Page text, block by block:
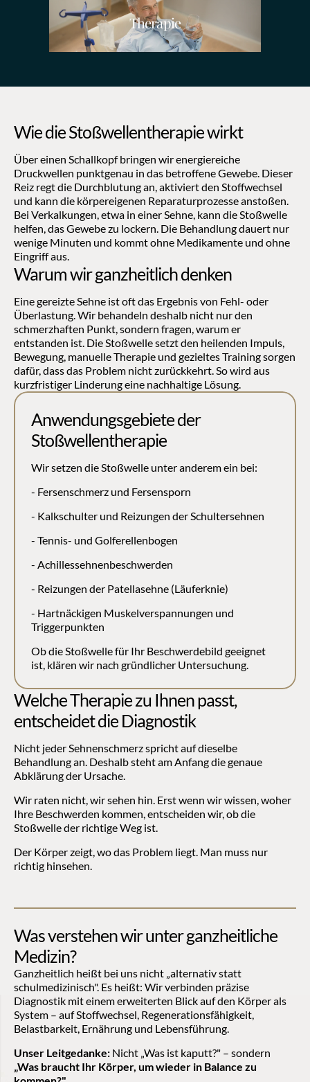
Therapie
Wie die Stoßwellentherapie wirkt
Über einen Schallkopf bringen wir energiereiche
Druckwellen punktgenau in das betroffene Gewebe. Dieser
Reiz regt die Durchblutung an, aktiviert den Stoffwechsel
und kann die körpereigenen Reparaturprozesse anstoßen.
Bei Verkalkungen, etwa in einer Sehne, kann die Stoßwelle
helfen, das Gewebe zu lockern. Die Behandlung dauert nur
wenige Minuten und kommt ohne Medikamente und ohne
Eingriff aus.
Warum wir ganzheitlich denken
Eine gereizte Sehne ist oft das Ergebnis von Fehl- oder
Überlastung. Wir behandeln deshalb nicht nur den
schmerzhaften Punkt, sondern fragen, warum er
entstanden ist. Die Stoßwelle setzt den heilenden Impuls,
Bewegung, manuelle Therapie und gezieltes Training sorgen
dafür, dass das Problem nicht zurückkehrt. So wird aus
kurzfristiger Linderung eine nachhaltige Lösung.
Anwendungsgebiete der
Stoßwellentherapie
Wir setzen die Stoßwelle unter anderem ein bei:
- Fersenschmerz und Fersensporn
- Kalkschulter und Reizungen der Schultersehnen
- Tennis- und Golferellenbogen
- Achillessehnenbeschwerden
- Reizungen der Patellasehne (Läuferknie)
- Hartnäckigen Muskelverspannungen und
Triggerpunkten
Ob die Stoßwelle für Ihr Beschwerdebild geeignet
ist, klären wir nach gründlicher Untersuchung.
Welche Therapie zu Ihnen passt,
entscheidet die Diagnostik
Nicht jeder Sehnenschmerz spricht auf dieselbe
Behandlung an. Deshalb steht am Anfang die genaue
Abklärung der Ursache.
Wir raten nicht, wir sehen hin. Erst wenn wir wissen, woher
Ihre Beschwerden kommen, entscheiden wir, ob die
Stoßwelle der richtige Weg ist.
Der Körper zeigt, wo das Problem liegt. Man muss nur
richtig hinsehen.
Was verstehen wir unter ganzheitliche
Medizin?
Ganzheitlich heißt bei uns nicht „alternativ statt
schulmedizinisch". Es heißt: Wir verbinden präzise
Diagnostik mit einem erweiterten Blick auf den Körper als
System – auf Stoffwechsel, Regenerationsfähigkeit,
Belastbarkeit, Ernährung und Lebensführung.
Unser Leitgedanke:
„Was braucht Ihr Körper, um wieder in Balance zu